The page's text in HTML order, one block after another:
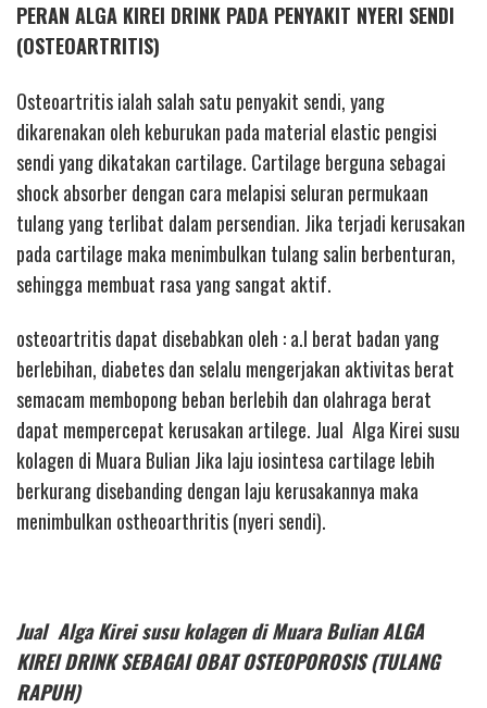
PERAN ALGA KIREI DRINK PADA PENYAKIT NYERI SENDI
(OSTEOARTRITIS)
Osteoartritis ialah salah satu penyakit sendi, yang
dikarenakan oleh keburukan pada material elastic pengisi
sendi yang dikatakan cartilage. Cartilage berguna sebagai
shock absorber dengan cara melapisi seluran permukaan
tulang yang terlibat dalam persendian. Jika terjadi kerusakan
pada cartilage maka menimbulkan tulang salin berbenturan,
sehingga membuat rasa yang sangat aktif.
osteoartritis dapat disebabkan oleh : a.l berat badan yang
berlebihan, diabetes dan selalu mengerjakan aktivitas berat
semacam membopong beban berlebih dan olahraga berat
dapat mempercepat kerusakan artilege. Jual Alga Kirei susu
kolagen di Muara Bulian Jika laju iosintesa cartilage lebih
berkurang disebanding dengan laju kerusakannya maka
menimbulkan ostheoarthritis (nyeri sendi).
Jual Alga Kirei susu kolagen di Muara Bulian ALGA
KIREI DRINK SEBAGAI OBAT OSTEOPOROSIS (TULANG
RAPUH)